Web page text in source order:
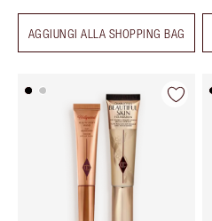
AGGIUNGI ALLA SHOPPING BAG